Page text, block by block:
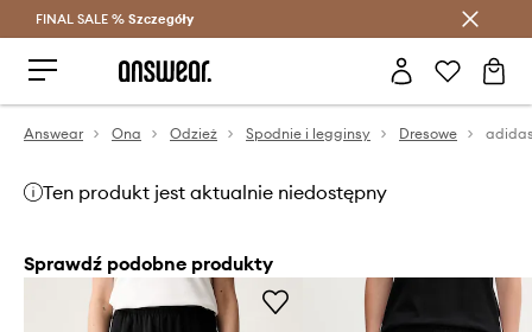
Oszczędzaj z Answear Club >
FINAL SALE % Szczegóły
Answear Ona Odzież Spodnie i legginsy Dresowe
Ten produkt jest aktualnie niedostępny
Sprawdź podobne produkty